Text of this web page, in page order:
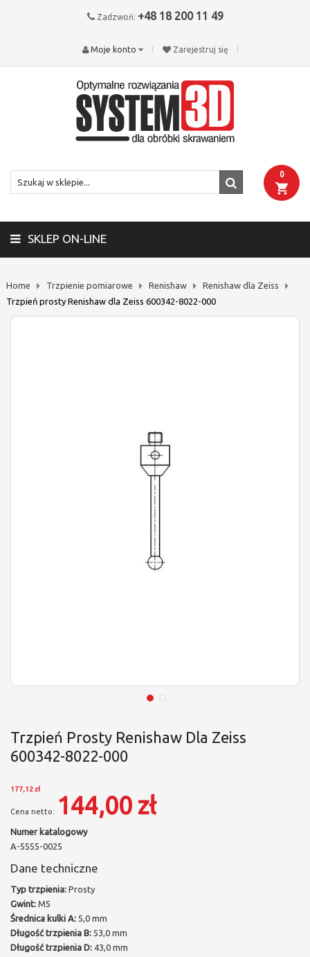
Zadzwoń: +48 18 200 11 49
Zarejestruj się
Moje konto
0
SKLEP ON-LINE
Home Trzpienie pomiarowe Renishaw
Renishaw dla Zeiss
Trzpień prosty Renishaw dla Zeiss 600342-8022-000
Trzpień Prosty Renishaw Dla Zeiss
600342-8022-000
177,12 zł
144,00 zł
Numer katalogowy
A-5555-0025
Dane techniczne
Typ trzpienia: Prosty
Gwint: M5
Średnica kulki A: 5,0 mm
Długość trzpienia B: 53,0 mm
Długość trzpienia D: 43,0 mm